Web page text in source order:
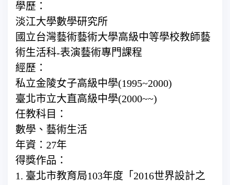
學歷：
淡江大學數學研究所
國立台灣藝術藝術大學高級中等學校教師藝
術生活科-表演藝術專門課程
經歷：
私立金陵女子高級中學(1995~2000)
臺北市立大直高級中學(2000~~)
任教科目：
數學、藝術生活
年資：27年
得獎作品：
1. 臺北市教育局103年度「2016世界設計之